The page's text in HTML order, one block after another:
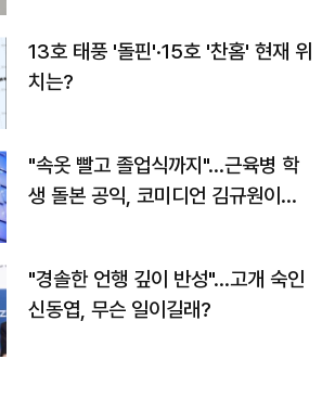
13호 태풍 '돌핀'·15호 '찬홈' 현재 위
치는?
"속옷 빨고 졸업식까지"…근육병 학
생 돌본 공익, 코미디언 김규원이었
"경솔한 언행 깊이 반성"…고개 숙인
신동엽, 무슨 일이길래?